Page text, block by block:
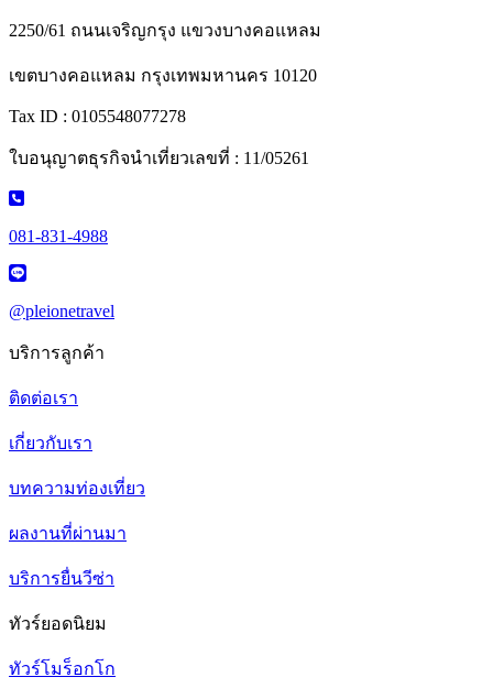
2250/61 ถนนเจริญกรุง แขวงบางคอแหลม
เขตบางคอแหลม กรุงเทพมหานคร 10120
Tax ID : 0105548077278
ใบอนุญาตธุรกิจนำเที่ยวเลขที่ : 11/05261
081-831-4988
@pleionetravel
บริการลูกค้า
ติดต่อเรา
เกี่ยวกับเรา
บทความท่องเที่ยว
ผลงานที่ผ่านมา
บริการยื่นวีซ่า
ทัวร์ยอดนิยม
ทัวร์โมร็อกโก